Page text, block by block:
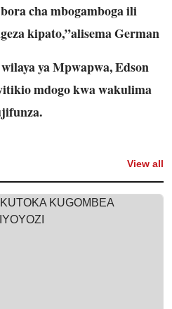
cha mbogamboga ili
kipato,”alisema German
ya Mpwapwa, Edson
mdogo kwa wakulima
View all